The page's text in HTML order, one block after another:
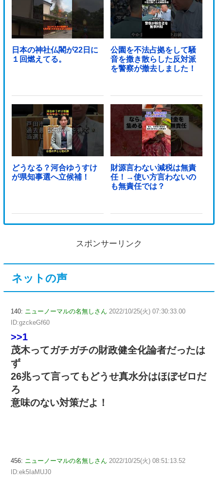
日本の神社仏閣が22日に
１回燃えてる。
公園を不法占拠をして騒
音を撒き散らした反対派
を警察が撤去しました！
どうなる？河合ゆうすけ
が県知事選へ立候補！
財源言わない減税は無責
任！→使い方言わないの
も無責任では？
スポンサーリンク
ネットの声
140: ニューノーマルの名無しさん 2022/10/25(火) 07:30:33.00
ID:gzckeGf60
>>1
茂木ってガチガチの財政健全化論者だったは
ず
26兆って言ってもどうせ真水分はほぼゼロだ
ろ
意味のない対策だよ！
456: ニューノーマルの名無しさん 2022/10/25(火) 08:51:13.52
ID:ek5IaMUJ0